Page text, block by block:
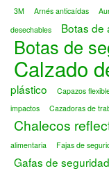
3M Arnés anticaídas
desechables
Botas de
Botas de
Calzado
plástico
Capazos
impactos
Cazadoras de
Chalecos
alimentaria
Fajas de
Gafas de seguridad